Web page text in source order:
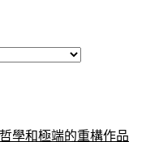
學和極端的重構作品